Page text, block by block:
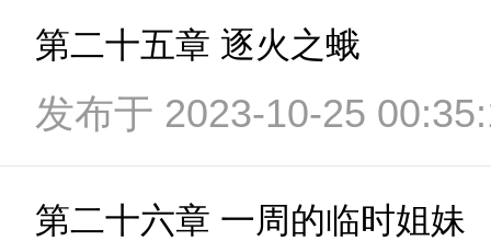
第二十五章 逐火之蛾
发布于 2023-10-25
第二十六章 一周的临时姐妹